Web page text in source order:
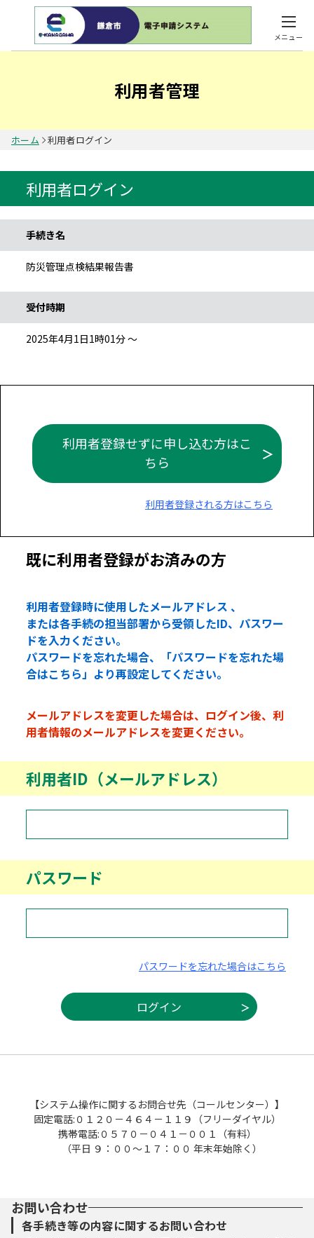
メニュー
利用者管理
ホーム 利用者ログイン
利用者ログイン
手続き名
防災管理点検結果報告書
受付時期
2025年4月1日1時01分 ～
利用者登録せずに申し込む方はこ
ちら
利用者登録される方はこちら
既に利用者登録がお済みの方
利用者登録時に使用したメールアドレス 、
または各手続の担当部署から受領したID、パスワー
ドを入力ください。
パスワードを忘れた場合、「パスワードを忘れた場
合はこちら」より再設定してください。
メールアドレスを変更した場合は、ログイン後、利
用者情報のメールアドレスを変更ください。
利用者ID（メールアドレス）
パスワード
パスワードを忘れた場合はこちら
【システム操作に関するお問合せ先（コールセンター）】
固定電話:０１２０－４６４－１１９（フリーダイヤル）
携帯電話:０５７０－０４１－００１（有料）
（平日 ９：００～１７：００ 年末年始除く）
お問い合わせ
各手続き等の内容に関するお問い合わせ